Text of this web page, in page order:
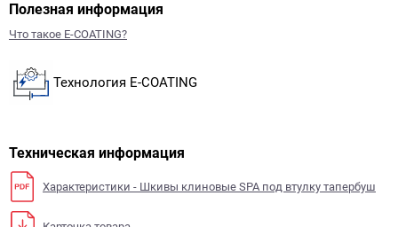
Полезная информация
Что такое E-COATING?
Технология E-COATING
Техническая информация
Характеристики - Шкивы клиновые SPA под втулку тапербуш